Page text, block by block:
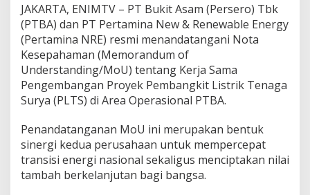
g
a
n
P
L
T
S
d
L
a
h
a
n
JAKARTA, ENIMTV – PT Bukit Asam (Persero) Tbk
(PTBA) dan PT Pertamina New & Renewable Energy
(Pertamina NRE) resmi menandatangani Nota
Kesepahaman (Memorandum of
Understanding/MoU) tentang Kerja Sama
Pengembangan Proyek Pembangkit Listrik Tenaga
Surya (PLTS) di Area Operasional PTBA.
Penandatanganan MoU ini merupakan bentuk
sinergi kedua perusahaan untuk mempercepat
transisi energi nasional sekaligus menciptakan nilai
tambah berkelanjutan bagi bangsa.